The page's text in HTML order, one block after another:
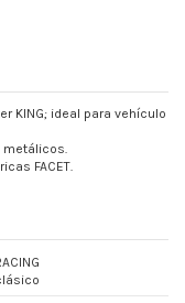
KING; ideal para vehículo
FACET.